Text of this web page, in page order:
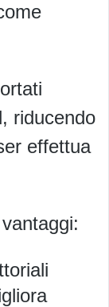
riducendo
effettua